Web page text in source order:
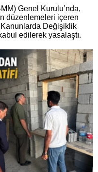
Genel Kurulu’nda,
düzenlemeleri içeren
Değişiklik
edilerek yasalaştı.